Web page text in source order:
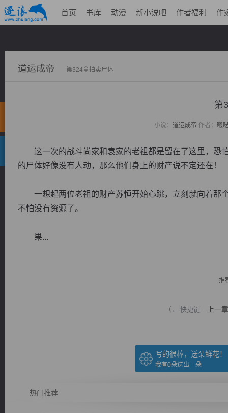
首页 书库 动漫 新小说吧 作者福利 作
道运成帝 第324章拍卖尸体
第
小说： 道运成帝 作者： 曦
这一次的战斗尚家和袁家的老祖都是留在了这里，恐
的尸体好像没有人动，那么他们身上的财产说不定还在！
一想起两位老祖的财产苏恒开始心跳，立刻就向着那
不怕没有资源了。
果...
推
（← 快捷键 上一章
写的很棒，送朵鲜花！
我有0朵送出一朵
热门推荐